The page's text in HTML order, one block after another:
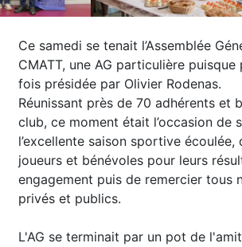
Ce samedi se tenait l’Assemblée
CMATT, une AG particulière
fois présidée par Olivier Rodenas.
Réunissant près de 70 adhérents et
club, ce moment était l’occasion de
l’excellente saison sportive écoulée,
joueurs et bénévoles pour leurs
engagement puis de remercier tous
privés et publics.
L'AG se terminait par un pot de